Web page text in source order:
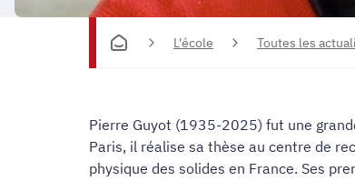
L'école Toutes les
Pierre Guyot (1935-2025) fut une
Paris, il réalise sa thèse au centre de
physique des solides en France. Ses